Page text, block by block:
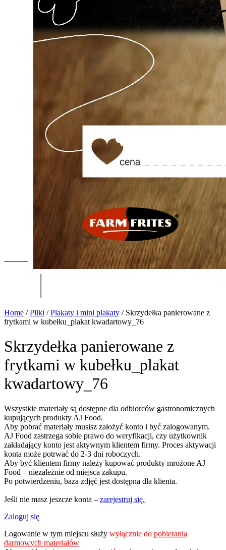
Home /Pliki /Plakaty i mini plakaty / Skrzydełka panierowane z
frytkami w kubełku_plakat kwadartowy_76
Skrzydełka panierowane z
frytkami w kubełku_plakat
kwadartowy_76
Wszystkie materiały są dostępne dla odbiorców gastronomicznych
kupujących produkty AJ Food.
Aby pobrać materiały musisz założyć konto i być zalogowanym.
AJ Food zastrzega sobie prawo do weryfikacji, czy użytkownik
zakładający konto jest aktywnym klientem firmy. Proces aktywacji
konta może potrwać do 2-3 dni roboczych.
Aby być klientem firmy należy kupować produkty mrożone AJ
Food – niezależnie od miejsca zakupu.
Po potwierdzeniu, baza zdjęć jest dostępna dla klienta.
Jeśli nie masz jeszcze konta – zarejestruj się.
Zaloguj się
Logowanie w tym miejscu służy wyłącznie do pobierania
darmowych materiałów